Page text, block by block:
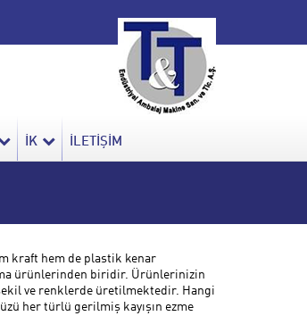
İK İLETİŞİM
kraft hem de plastik kenar
ürünlerinden biridir. Ürünlerinizin
ve renklerde üretilmektedir. Hangi
her türlü gerilmiş kayışın ezme